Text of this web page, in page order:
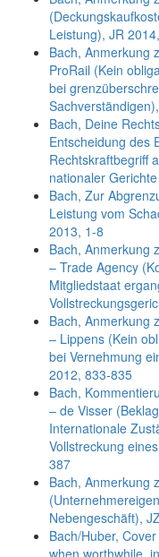
Leistung), JR
Bach, Anmerkung
ProRail (Kein
bei
Bach, Deine
Entscheidung des
Rechtskraftbegriff
nationaler
Bach, Zur
Leistung vom
2013, 1-8
Bach, Anmerkung
– Trade Agency
Mitgliedstaat
Bach, Anmerkung
– Lippens (Kein
bei Vernehmung
2012, 833-835
Bach,
– de Visser
Internationale
Vollstreckung
387
Bach, Anmerkung
Nebengeschäft),
Bach/Huber,
when worthwhile,